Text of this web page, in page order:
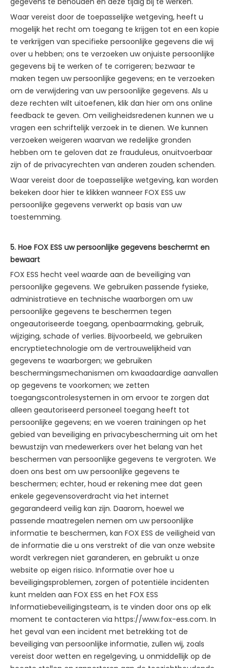
Waar vereist door de toepasselijke wetgeving, heeft u
mogelijk het recht om toegang te krijgen tot en een kopie
te verkrijgen van specifieke persoonlijke gegevens die wij
over u hebben; ons te verzoeken uw onjuiste persoonlijke
gegevens bij te werken of te corrigeren; bezwaar te
maken tegen uw persoonlijke gegevens; en te verzoeken
om de verwijdering van uw persoonlijke gegevens. Als u
deze rechten wilt uitoefenen, klik dan hier om ons online
feedback te geven. Om veiligheidsredenen kunnen we u
vragen een schriftelijk verzoek in te dienen. We kunnen
verzoeken weigeren waarvan we redelijke gronden
hebben om te geloven dat ze frauduleus, onuitvoerbaar
zijn of de privacyrechten van anderen zouden schenden.
Waar vereist door de toepasselijke wetgeving, kan worden
bekeken door hier te klikken wanneer FOX ESS uw
persoonlijke gegevens verwerkt op basis van uw
toestemming.
5. Hoe FOX ESS uw persoonlijke gegevens beschermt en
bewaart
FOX ESS hecht veel waarde aan de beveiliging van
persoonlijke gegevens. We gebruiken passende fysieke,
administratieve en technische waarborgen om uw
persoonlijke gegevens te beschermen tegen
ongeautoriseerde toegang, openbaarmaking, gebruik,
wijziging, schade of verlies. Bijvoorbeeld, we gebruiken
encryptietechnologie om de vertrouwelijkheid van
gegevens te waarborgen; we gebruiken
beschermingsmechanismen om kwaadaardige aanvallen
op gegevens te voorkomen; we zetten
toegangscontrolesystemen in om ervoor te zorgen dat
alleen geautoriseerd personeel toegang heeft tot
persoonlijke gegevens; en we voeren trainingen op het
gebied van beveiliging en privacybescherming uit om het
bewustzijn van medewerkers over het belang van het
beschermen van persoonlijke gegevens te vergroten. We
doen ons best om uw persoonlijke gegevens te
beschermen; echter, houd er rekening mee dat geen
enkele gegevensoverdracht via het internet
gegarandeerd veilig kan zijn. Daarom, hoewel we
passende maatregelen nemen om uw persoonlijke
informatie te beschermen, kan FOX ESS de veiligheid van
de informatie die u ons verstrekt of die van onze website
wordt verkregen niet garanderen, en gebruikt u onze
website op eigen risico. Informatie over hoe u
beveiligingsproblemen, zorgen of potentiële incidenten
kunt melden aan FOX ESS en het FOX ESS
Informatiebeveiligingsteam, is te vinden door ons op elk
moment te contacteren via https://www.fox-ess.com. In
het geval van een incident met betrekking tot de
beveiliging van persoonlijke informatie, zullen wij, zoals
vereist door wetten en regelgeving, u onmiddellijk op de